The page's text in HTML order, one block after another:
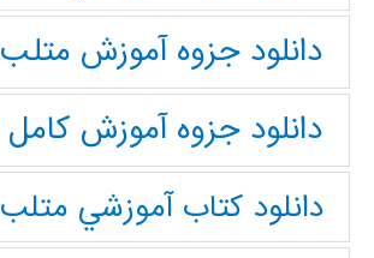
دانلود جزوه آموزش متلب
دانلود جزوه آموزش کامل matlab
دانلود كتاب آموزشي متلب